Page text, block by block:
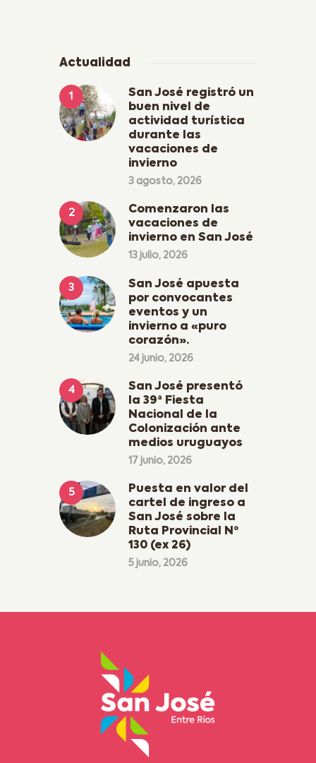
Actualidad
San José registró un
buen nivel de
actividad turística
durante las
vacaciones de
invierno
3 agosto, 2026
Comenzaron las
vacaciones de
invierno en San José
13 julio, 2026
San José apuesta
por convocantes
eventos y un
invierno a «puro
corazón».
24 junio, 2026
San José presentó
la 39ª Fiesta
Nacional de la
Colonización ante
medios uruguayos
17 junio, 2026
Puesta en valor del
cartel de ingreso a
San José sobre la
Ruta Provincial Nº
130 (ex 26)
5 junio, 2026